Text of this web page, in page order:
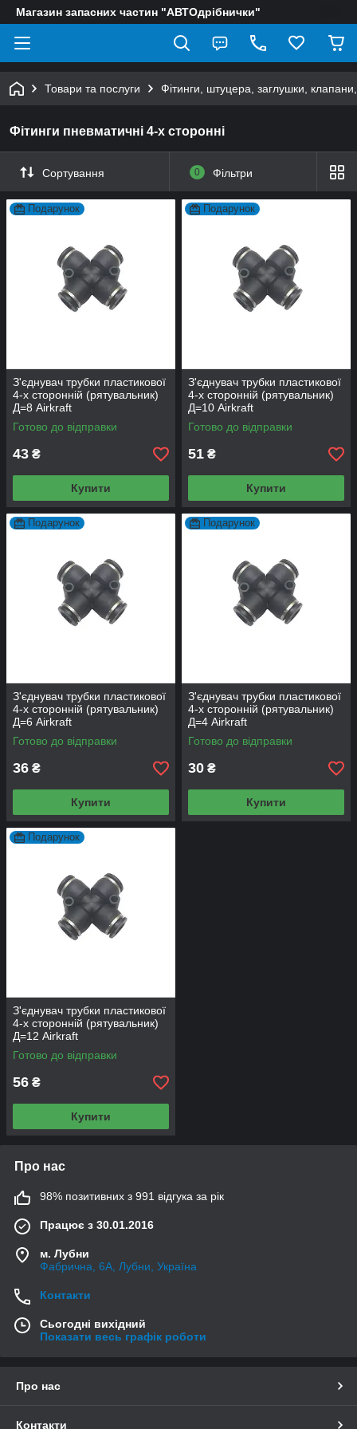
Магазин запасних частин "АВТОдрібнички"
Товари та послуги Фітинги, штуцера, заглушки,
Фітинги пневматичні 4-х сторонні
Сортування 0 Фільтри
Подарунок
З'єднувач трубки пластикової
4-х сторонній (рятувальник)
Д=8 Airkraft
Готово до відправки
43 ₴
Купити
Подарунок
З'єднувач трубки пластикової
4-х сторонній (рятувальник)
Д=10 Airkraft
Готово до відправки
51 ₴
Купити
Подарунок
З'єднувач трубки пластикової
4-х сторонній (рятувальник)
Д=6 Airkraft
Готово до відправки
36 ₴
Купити
Подарунок
З'єднувач трубки пластикової
4-х сторонній (рятувальник)
Д=4 Airkraft
Готово до відправки
30 ₴
Купити
Подарунок
З'єднувач трубки пластикової
4-х сторонній (рятувальник)
Д=12 Airkraft
Готово до відправки
56 ₴
Купити
Про нас
98% позитивних з 991 відгука за рік
Працює з 30.01.2016
м. Лубни
Фабрична, 6А, Лубни, Україна
Контакти
Сьогодні вихідний
Показати весь графік роботи
Про нас
Контакти